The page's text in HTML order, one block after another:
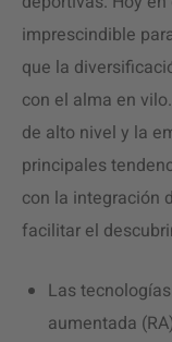
imprescindible
que la
con el alma en
de alto nivel y la
principales
con la integración
facilitar el
Las
aumentada